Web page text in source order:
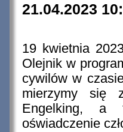
21.04.2023
19 kwietnia
Olejnik w
cywilów w
mierzymy się
Engelking, a
oświadczenie